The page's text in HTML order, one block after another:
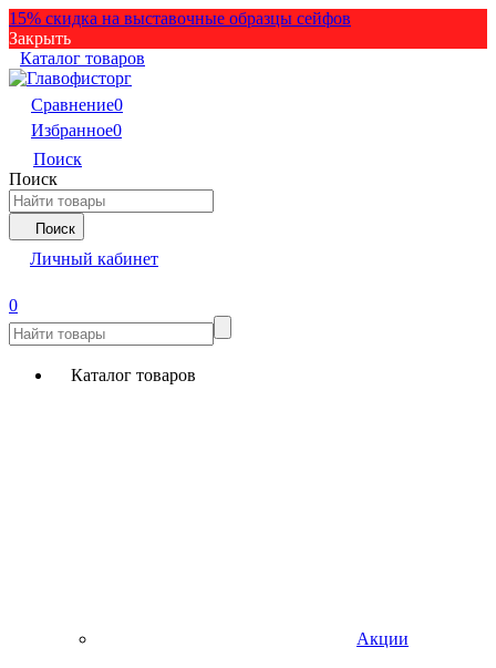
15% скидка на выставочные образцы сейфов
Закрыть
Каталог товаров
Сравнение0
Избранное0
Поиск
Поиск
Поиск
Личный кабинет
0
Каталог товаров
Акции